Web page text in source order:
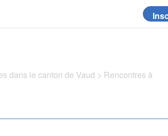
dans le canton de Vaud > Rencontres à